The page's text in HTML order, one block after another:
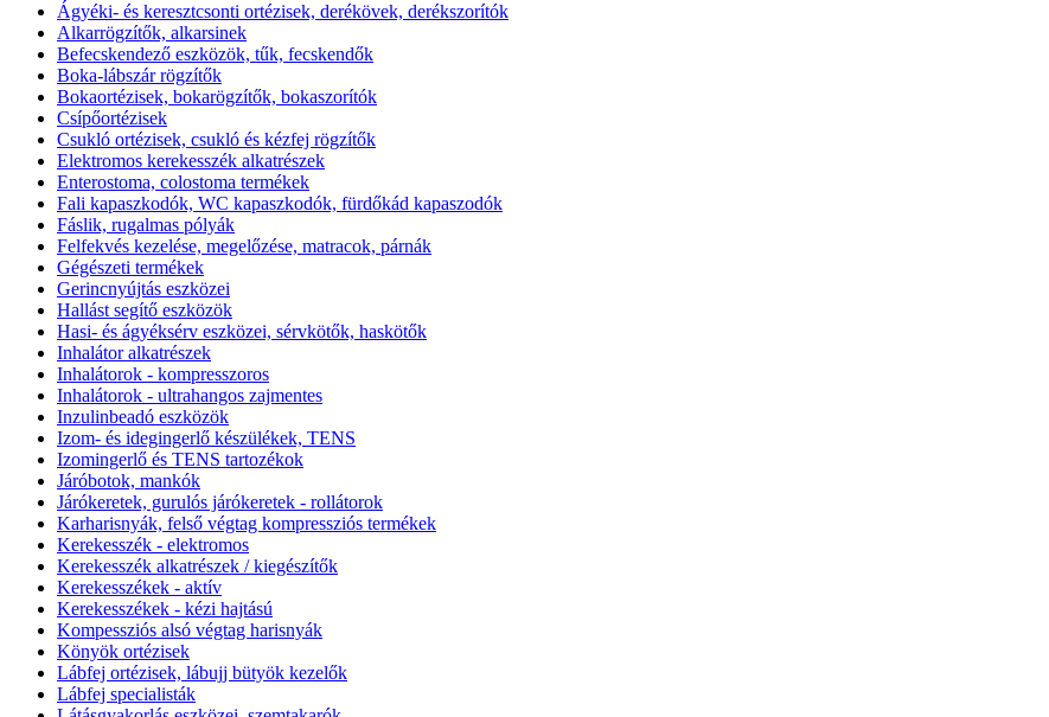
Ágyéki- és keresztcsonti ortézisek, derékövek, derékszorítók
Alkarrögzítők, alkarsinek
Befecskendező eszközök, tűk, fecskendők
Boka-lábszár rögzítők
Bokaortézisek, bokarögzítők, bokaszorítók
Csípőortézisek
Csukló ortézisek, csukló és kézfej rögzítők
Elektromos kerekesszék alkatrészek
Enterostoma, colostoma termékek
Fali kapaszkodók, WC kapaszkodók, fürdőkád kapaszodók
Fáslik, rugalmas pólyák
Felfekvés kezelése, megelőzése, matracok, párnák
Gégészeti termékek
Gerincnyújtás eszközei
Hallást segítő eszközök
Hasi- és ágyéksérv eszközei, sérvkötők, haskötők
Inhalátor alkatrészek
Inhalátorok - kompresszoros
Inhalátorok - ultrahangos zajmentes
Inzulinbeadó eszközök
Izom- és idegingerlő készülékek, TENS
Izomingerlő és TENS tartozékok
Járóbotok, mankók
Járókeretek, gurulós járókeretek - rollátorok
Karharisnyák, felső végtag kompressziós termékek
Kerekesszék - elektromos
Kerekesszék alkatrészek / kiegészítők
Kerekesszékek - aktív
Kerekesszékek - kézi hajtású
Kompessziós alsó végtag harisnyák
Könyök ortézisek
Lábfej ortézisek, lábujj bütyök kezelők
Lábfej specialisták